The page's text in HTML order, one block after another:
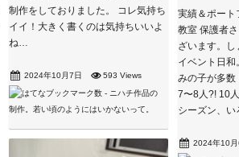
制作をしておりました。 コレ気持ち
イイ！大きく書くのは気持ちいいよ
ね…
2024年10月7日 593 Views
実績＆ポート
教室 保護者
ざいます。し
イベント日和
みの子が多数
7〜8人?! 10
シーズン、い
2024年10月